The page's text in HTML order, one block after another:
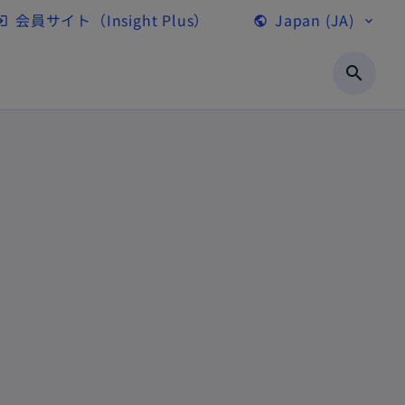
会員サイト（Insight Plus）
新
public Japan (JA) expand_more
search